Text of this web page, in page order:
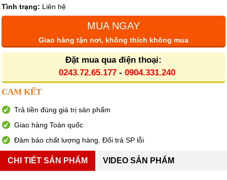
Tình trạng: Liên hệ
MUA NGAY
Giao hàng tận nơi, không thích không mua
Đặt mua qua điện thoại:
0243.72.65.177- 0904.331.240
CAM KẾT
Trả tiền đúng giá trị sản phẩm
Giao hàng Toàn quốc
Đảm bảo chất lượng hàng. Đổi trả SP lỗi
CHI TIẾT SẢN PHẨM VIDEO SẢN PHẨM